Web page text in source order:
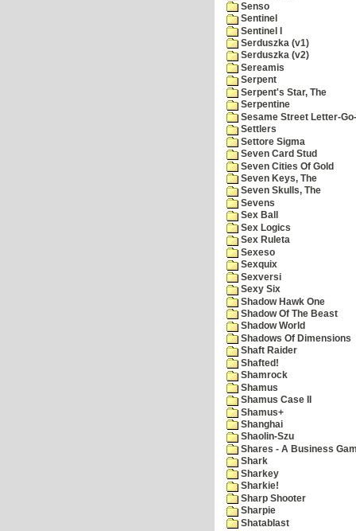
Senso
Sentinel
Sentinel I
Serduszka (v1)
Serduszka (v2)
Sereamis
Serpent
Serpent's Star, The
Serpentine
Sesame Street Letter-
Settlers
Settore Sigma
Seven Card Stud
Seven Cities Of Gold
Seven Keys, The
Seven Skulls, The
Sevens
Sex Ball
Sex Logics
Sex Ruleta
Sexeso
Sexquix
Sexversi
Sexy Six
Shadow Hawk One
Shadow Of The Beast
Shadow World
Shadows Of Dimensions
Shaft Raider
Shafted!
Shamrock
Shamus
Shamus Case II
Shamus+
Shanghai
Shaolin-Szu
Shares - A Business
Shark
Sharkey
Sharkie!
Sharp Shooter
Sharpie
Shatablast